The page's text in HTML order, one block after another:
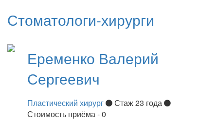
Стоматологи-хирурги
Еременко Валерий
Сергеевич
Пластический хирург
Стаж 23 года
Стоимость приёма - 0